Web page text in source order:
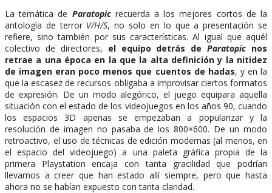
La temática de Paratopic recuerda a los mejores cortos de la
antología de terror V/H/S, no solo en lo que a presentación se
refiere, sino también por sus características. Al igual que aquél
colectivo de directores, el equipo detrás deParatopic nos
retrae a una época en la que la alta definición y la nitidez
de imagen eran poco menos que cuentos de hadas, y en la
que la escasez de recursos obligaba a improvisar ciertos formatos
de expresión. De un modo alegórico, el juego equipara aquella
situación con el estado de los videojuegos en los años 90, cuando
los espacios 3D apenas se empezaban a popularizar y la
resolución de imagen no pasaba de los 800×600. De un modo
retroactivo, el uso de técnicas de edición modernas (al menos, en
el espacio del videojuego) a una paleta gráfica propia de la
primera Playstation encaja con tanta gracilidad que podrían
llevarnos a creer que han estado allí siempre, pero que hasta
ahora no se habían expuesto con tanta claridad.